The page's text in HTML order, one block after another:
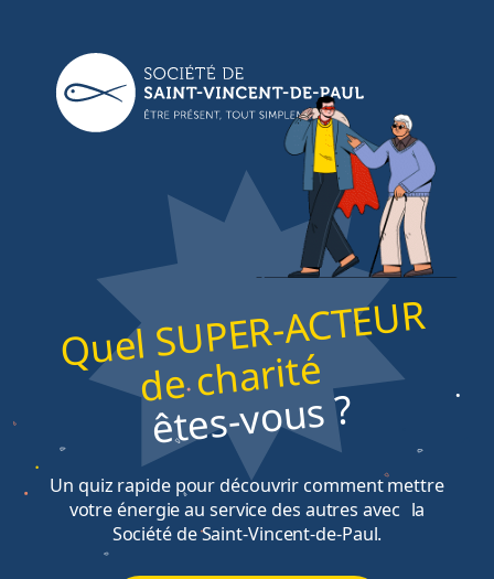
Quel SUPER-ACTEUR
de charité
êtes-vous ?
Un quiz rapide pour découvrir comment mettre
votre énergie au service des autres avec la
Société de Saint-Vincent-de-Paul.